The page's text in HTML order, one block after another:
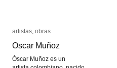
artistas obras
Oscar Muñoz
Óscar Muñoz es un
artistas obras
Oscar Muñoz